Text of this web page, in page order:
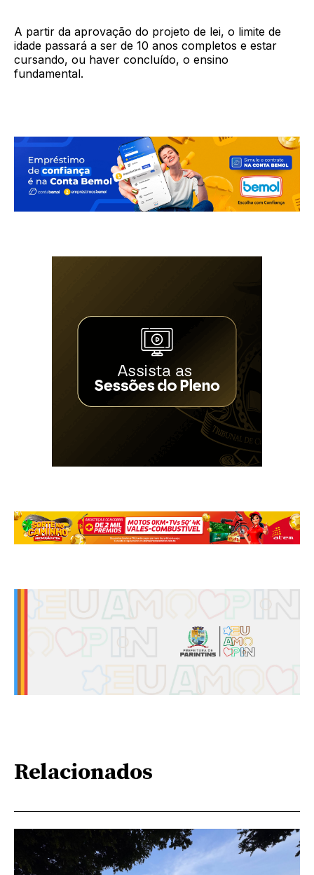
A partir da aprovação do projeto de lei, o limite de
idade passará a ser de 10 anos completos e estar
cursando, ou haver concluído, o ensino
fundamental.
Relacionados